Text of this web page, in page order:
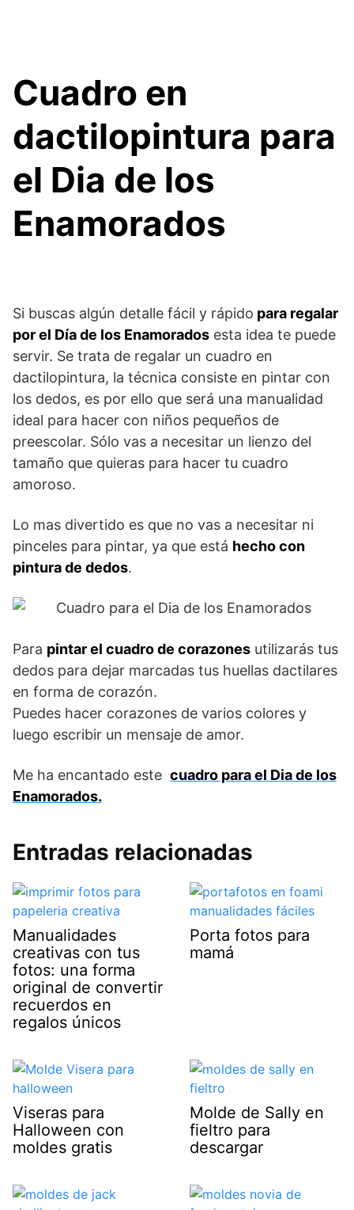
Cuadro en
dactilopintura para
el Dia de los
Enamorados
Si buscas algún detalle fácil y rápido para regalar
por el Día de los Enamorados esta idea te puede
servir. Se trata de regalar un cuadro en
dactilopintura, la técnica consiste en pintar con
los dedos, es por ello que será una manualidad
ideal para hacer con niños pequeños de
preescolar. Sólo vas a necesitar un lienzo del
tamaño que quieras para hacer tu cuadro
amoroso.
Lo mas divertido es que no vas a necesitar ni
pinceles para pintar, ya que está hecho con
pintura de dedos.
Para pintar el cuadro de corazones utilizarás tus
dedos para dejar marcadas tus huellas dactilares
en forma de corazón.
Puedes hacer corazones de varios colores y
luego escribir un mensaje de amor.
Me ha encantado este cuadro para el Dia de los
Enamorados.
Entradas relacionadas
Manualidades
creativas con tus
fotos: una forma
original de convertir
recuerdos en
regalos únicos
Porta fotos para
mamá
Viseras para
Halloween con
moldes gratis
Molde de Sally en
fieltro para
descargar